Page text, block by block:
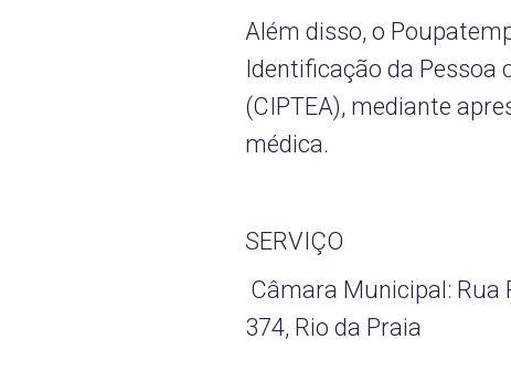
Além disso, o
Identificação da
(CIPTEA), mediante
médica.
SERVIÇO
Câmara Municipal: Rua
374, Rio da Praia